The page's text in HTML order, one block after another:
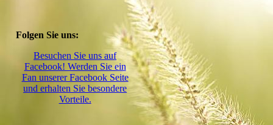
Folgen Sie uns:
Besuchen Sie uns auf
Facebook! Werden Sie ein
Fan unserer Facebook Seite
und erhalten Sie besondere
Vorteile.